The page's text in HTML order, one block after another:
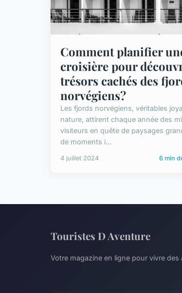
Comment planifier
croisière pour
trésors cachés des
norvégiens?
Les fjords norvégiens, véritables
nature, attirent chaque année des
visiteurs en quête de paysages
de moments i...
4 juillet 2024 6 min
Touristes D Aventure
Votre magazine en ligne pour vivre